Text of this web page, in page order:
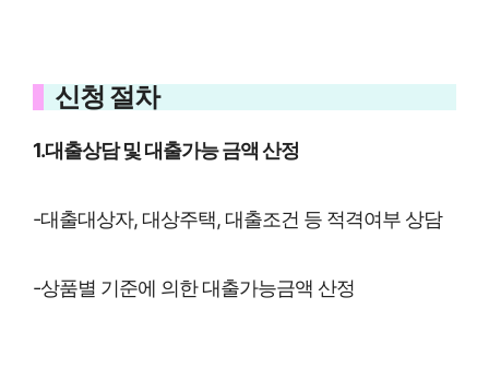
신청 절차
1.대출상담 및 대출가능 금액 산정
-대출대상자, 대상주택, 대출조건 등 적격여부 상담
-상품별 기준에 의한 대출가능금액 산정